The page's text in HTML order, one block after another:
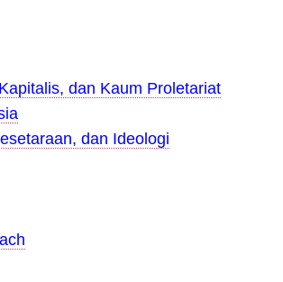
dan Kaum Proletariat
dan Ideologi